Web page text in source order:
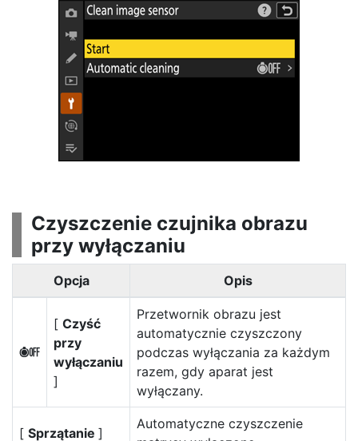
Czyszczenie czujnika obrazu
przy wyłączaniu
Opcja Opis
6
[ Czyść
przy
wyłączaniu
]
Przetwornik obrazu jest
automatycznie czyszczony
podczas wyłączania za każdym
razem, gdy aparat jest
wyłączany.
[ Sprzątanie ]
Automatyczne czyszczenie